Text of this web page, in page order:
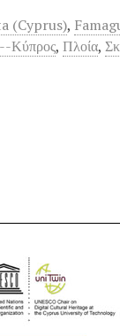
(Cyprus),
Κύπρος,Πλοία,